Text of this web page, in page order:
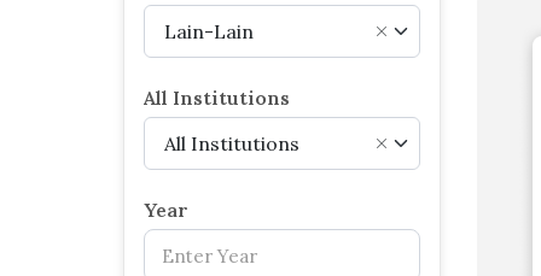
×
Lain-Lain
All Institutions
×
All Institutions
Year